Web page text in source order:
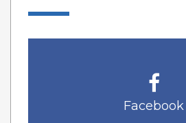
Facebook